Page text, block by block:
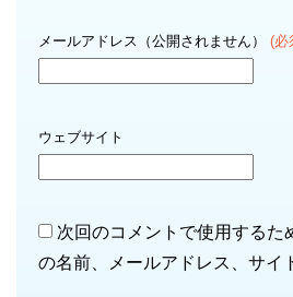
メールアドレス（公開されません） (必
ウェブサイト
次回のコメントで使用するた
の名前、メールアドレス、サイ